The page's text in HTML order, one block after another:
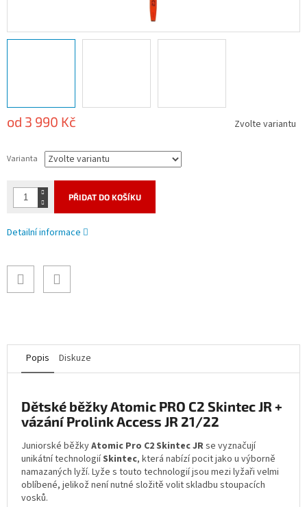
od 3 990 Kč
cena:
Zvolte variantu
Varianta
PŘIDAT DO KOŠÍKU
Detailní informace
Popis Diskuze
Dětské běžky Atomic PRO C2 Skintec JR +
vázání Prolink Access JR 21/22
Juniorské běžkyAtomic Pro C2 Skintec JRse vyznačují
unikátní technologiíSkintec, která nabízí pocit jako u výborně
namazaných lyží. Lyže s touto technologií jsou mezi lyžaři velmi
oblíbené, jelikož není nutné složitě volit skladbu stoupacích
vosků.